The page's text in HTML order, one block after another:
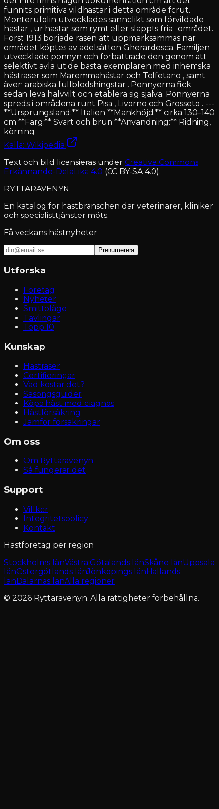
funnits primitiva vildhästar i detta område förut.
Monterufolin utvecklades sannolikt som förvildade
hästar , ur hästar som rymt eller släppts fria i området.
Först 1913 började rasen att uppmärksammas när
området köptes av adelsätten Gherardesca. Familjen
utvecklade ponnyn och förbättrade den genom att
selektivt avla ut de bästa exemplaren med inhemska
hästraser som Maremmahästar och Tolfetano , samt
även arabiska fullblodshingstar . Ponnyerna fick
sedan leva halvvilt och etablera sig själva. Ponnyerna
spreds i områdena runt Pisa , Livorno och Grosseto . ---
**Ursprungsland:** Italien **Mankhöjd:** cirka 130–140
cm **Färg:** Svart och brun **Användning:** Ridning,
körning
Källa: Wikipedia
Text och bild licensieras under Creative Commons
Erkännande-DelaLika 4.0 (CC BY-SA 4.0).
RYTTARAVENYN
En katalog för hästbranschen där veterinärer, kliniker
och specialisttjänster möts.
Få veckans hästnyheter
Prenumerera
Utforska
Företag
Nyheter
Smittoläge
Tävlingar
Topp 10
Kunskap
Hästraser
Certifieringar
Vad kostar det?
Säsongsguider
Köpa häst med diagnos
Hästförsäkring
Jämför försäkringar
Om oss
Om Ryttaravenyn
Så fungerar det
Support
Villkor
Integritetspolicy
Kontakt
Hästföretag per region
Stockholms länVästra Götalands länSkåne länUppsala
länÖstergötlands länJönköpings länHallands
länDalarnas länAlla regioner
© 2026 Ryttaravenyn. Alla rättigheter förbehållna.